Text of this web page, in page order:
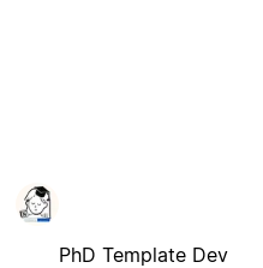
PhD Template Dev